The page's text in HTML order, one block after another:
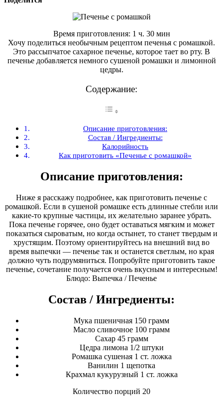
Время приготовления: 1 ч. 30 мин
Хочу поделиться необычным рецептом печенья с ромашкой.
Это рассыпчатое сахарное печенье, которое тает во рту. В
печенье добавляется немного сушеной ромашки и лимонной
цедры.
Содержание:
Описание приготовления:
Состав / Ингредиенты:
Калорийность
Как приготовить «Печенье с ромашкой»
Описание приготовления:
Ниже я расскажу подробнее, как приготовить печенье с
ромашкой. Если в сушеной ромашке есть длинные стебли или
какие-то крупные частицы, их желательно заранее убрать.
Пока печенье горячее, оно будет оставаться мягким и может
показаться сыроватым, но когда остынет, то станет твердым и
хрустящим. Поэтому ориентируйтесь на внешний вид во
время выпечки — печенье так и останется светлым, но края
должно чуть подрумяниться. Попробуйте приготовить такое
печенье, сочетание получается очень вкусным и интересным!
Блюдо: Выпечка / Печенье
Состав / Ингредиенты:
Мука пшеничная 150 грамм
Масло сливочнoe 100 грамм
Сахар 45 грамм
Цедра лимона 1/2 штуки
Ромашка сушеная 1 ст. ложка
Ванилин 1 щепотка
Крахмал кукурузный 1 ст. ложка
Количество порций 20